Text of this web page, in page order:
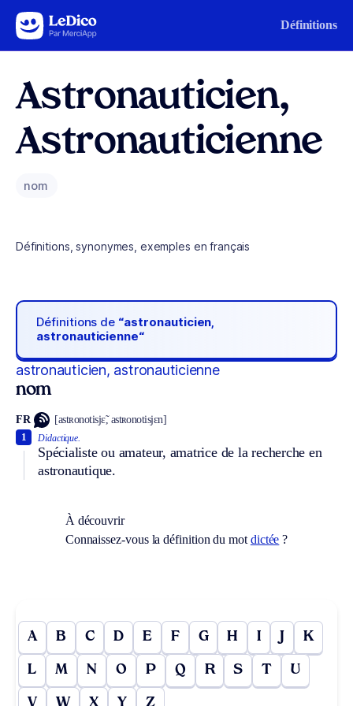
Aller au contenu Définitions
Astronauticien,
Astronauticienne
nom
Définitions, synonymes, exemples en français
Définitions de “astronauticien,
astronauticienne“
astronauticien, astronauticienne
nom
FR [astʀonotisjɛ̃, astʀonotisjɛn]
Didactique.
Spécialiste ou amateur, amatrice de la recherche en
astronautique.
1
À découvrir
Connaissez-vous la définition du mot dictée ?
A B C D E F G H I J K
L M N O P Q R S T U